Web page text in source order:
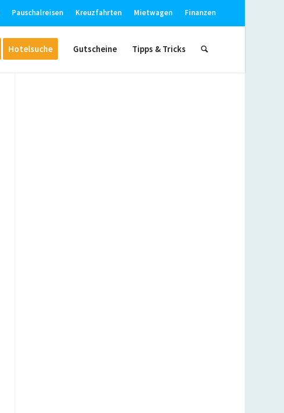
Pauschalreisen Kreuzfahrten Mietwagen Finanzen
Hotelsuche Gutscheine Tipps & Tricks